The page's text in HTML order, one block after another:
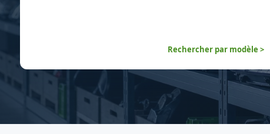
Rechercher par modèle >